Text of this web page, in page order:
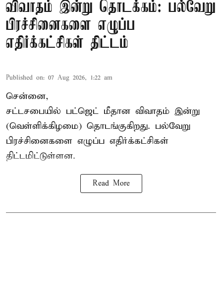
விவாதம் இன்று தொடக்கம்: பல்வேறு
பிரச்சினைகளை எழுப்ப
எதிர்க்கட்சிகள் திட்டம்
Published on: 07 Aug 2026, 1:22 am
சென்னை,
சட்டசபையில் பட்ஜெட் மீதான விவாதம் இன்று
(வெள்ளிக்கிழமை) தொடங்குகிறது. பல்வேறு
பிரச்சினைகளை எழுப்ப எதிர்க்கட்சிகள்
திட்டமிட்டுள்ளன.
Read More